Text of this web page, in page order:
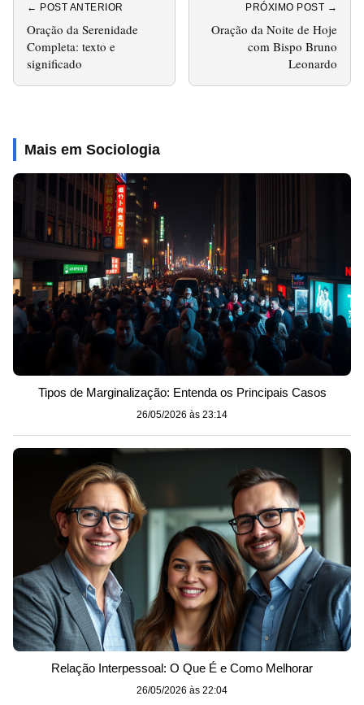
← POST ANTERIOR
Oração da Serenidade
Completa: texto e
significado
PRÓXIMO POST →
Oração da Noite de Hoje
com Bispo Bruno
Leonardo
Mais em Sociologia
Tipos de Marginalização: Entenda os Principais Casos
26/05/2026 às 23:14
Relação Interpessoal: O Que É e Como Melhorar
26/05/2026 às 22:04